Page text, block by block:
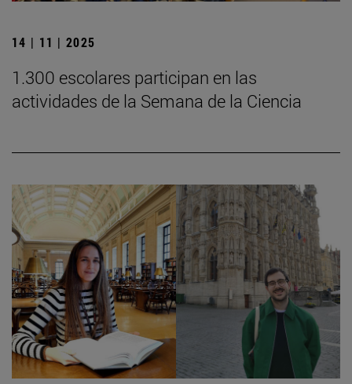
14 | 11 | 2025
1.300 escolares participan en las
actividades de la Semana de la Ciencia